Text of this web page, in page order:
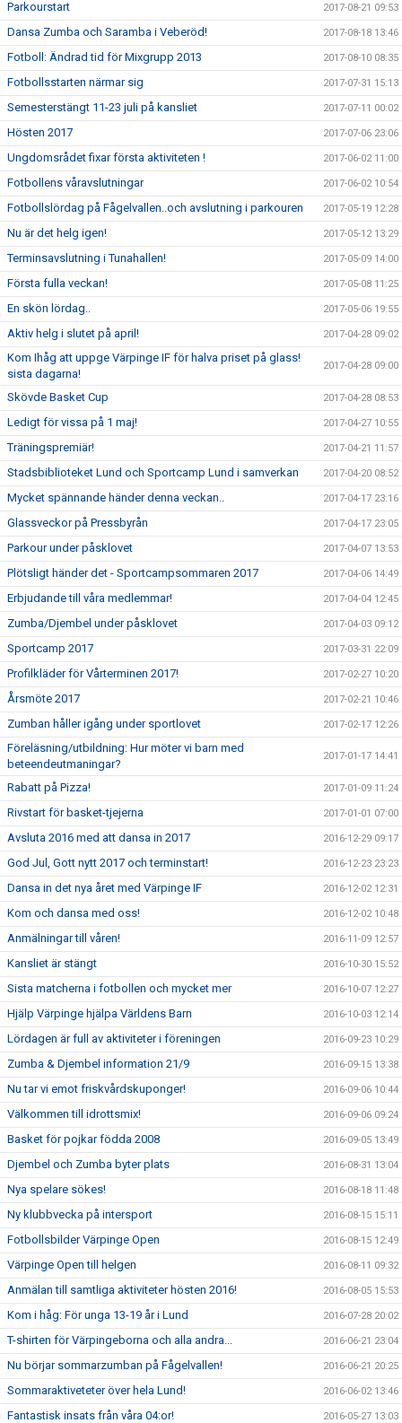
Parkourstart 2017-08-21 09:53
Dansa Zumba och Saramba i Veberöd! 2017-08-18 13:46
Fotboll: Ändrad tid för Mixgrupp 2013 2017-08-10 08:35
Fotbollsstarten närmar sig 2017-07-31 15:13
Semesterstängt 11-23 juli på kansliet 2017-07-11 00:02
Hösten 2017 2017-07-06 23:06
Ungdomsrådet fixar första aktiviteten ! 2017-06-02 11:00
Fotbollens våravslutningar 2017-06-02 10:54
Fotbollslördag på Fågelvallen..och avslutning i parkouren 2017-05-19 12:28
Nu är det helg igen! 2017-05-12 13:29
Terminsavslutning i Tunahallen! 2017-05-09 14:00
Första fulla veckan! 2017-05-08 11:25
En skön lördag.. 2017-05-06 19:55
Aktiv helg i slutet på april! 2017-04-28 09:02
Kom Ihåg att uppge Värpinge IF för halva priset på glass!
sista dagarna!
2017-04-28 09:00
Skövde Basket Cup 2017-04-28 08:53
Ledigt för vissa på 1 maj! 2017-04-27 10:55
Träningspremiär! 2017-04-21 11:57
Stadsbiblioteket Lund och Sportcamp Lund i samverkan 2017-04-20 08:52
Mycket spännande händer denna veckan.. 2017-04-17 23:16
Glassveckor på Pressbyrån 2017-04-17 23:05
Parkour under påsklovet 2017-04-07 13:53
Plötsligt händer det - Sportcampsommaren 2017 2017-04-06 14:49
Erbjudande till våra medlemmar! 2017-04-04 12:45
Zumba/Djembel under påsklovet 2017-04-03 09:12
Sportcamp 2017 2017-03-31 22:09
Profilkläder för Vårterminen 2017! 2017-02-27 10:20
Årsmöte 2017 2017-02-21 10:46
Zumban håller igång under sportlovet 2017-02-17 12:26
Föreläsning/utbildning: Hur möter vi barn med
beteendeutmaningar?
2017-01-17 14:41
Rabatt på Pizza! 2017-01-09 11:24
Rivstart för basket-tjejerna 2017-01-01 07:00
Avsluta 2016 med att dansa in 2017 2016-12-29 09:17
God Jul, Gott nytt 2017 och terminstart! 2016-12-23 23:23
Dansa in det nya året med Värpinge IF 2016-12-02 12:31
Kom och dansa med oss! 2016-12-02 10:48
Anmälningar till våren! 2016-11-09 12:57
Kansliet är stängt 2016-10-30 15:52
Sista matcherna i fotbollen och mycket mer 2016-10-07 12:27
Hjälp Värpinge hjälpa Världens Barn 2016-10-03 12:14
Lördagen är full av aktiviteter i föreningen 2016-09-23 10:29
Zumba & Djembel information 21/9 2016-09-15 13:38
Nu tar vi emot friskvårdskuponger! 2016-09-06 10:44
Välkommen till idrottsmix! 2016-09-06 09:24
Basket för pojkar födda 2008 2016-09-05 13:49
Djembel och Zumba byter plats 2016-08-31 13:04
Nya spelare sökes! 2016-08-18 11:48
Ny klubbvecka på intersport 2016-08-15 15:11
Fotbollsbilder Värpinge Open 2016-08-15 12:49
Värpinge Open till helgen 2016-08-11 09:32
Anmälan till samtliga aktiviteter hösten 2016! 2016-08-05 15:53
Kom i håg: För unga 13-19 år i Lund 2016-07-28 20:02
T-shirten för Värpingeborna och alla andra... 2016-06-21 23:04
Nu börjar sommarzumban på Fågelvallen! 2016-06-21 20:25
Sommaraktiveteter över hela Lund! 2016-06-02 13:46
Fantastisk insats från våra 04:or! 2016-05-27 13:03